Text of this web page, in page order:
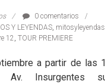
0 comentarios
Y LEYENDAS,
12, TOUR PREMIERE
a partir de las
Av. Insurgentes